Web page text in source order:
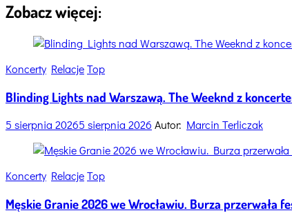
Zobacz więcej:
Categories
Koncerty RelacjeTop
Blinding Lights nad Warszawą. The Weeknd z
5 sierpnia 20265 sierpnia 2026 Autor: Marcin Terliczak
Categories
Koncerty RelacjeTop
Męskie Granie 2026 we Wrocławiu. Burza przerwała